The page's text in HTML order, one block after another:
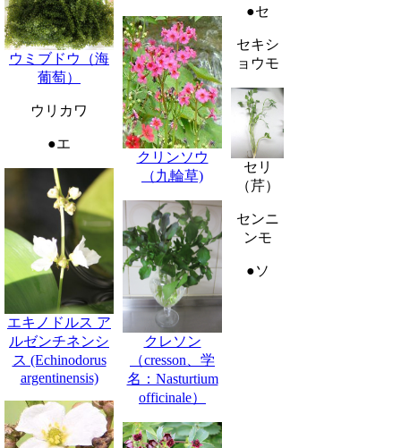
ウミブドウ（海
葡萄）
ウリカワ
●エ
エキノドルス ア
ルゼンチネンシ
ス (Echinodorus
argentinensis)
クリンソウ
（九輪草)
クレソン
（cresson、学
名：Nasturtium
officinale）
●セ
セキシ
ョウモ
セリ
（芹）
センニ
ンモ
●ソ